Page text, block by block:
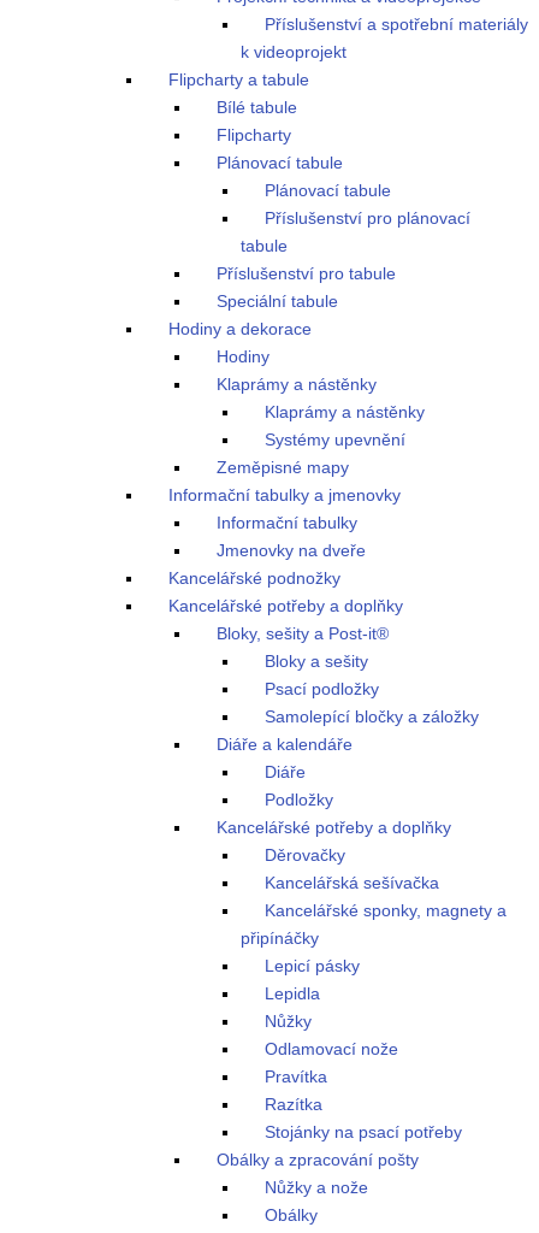
Příslušenství a spotřební materiály
k videoprojekt
Flipcharty a tabule
Bílé tabule
Flipcharty
Plánovací tabule
Plánovací tabule
Příslušenství pro plánovací
tabule
Příslušenství pro tabule
Speciální tabule
Hodiny a dekorace
Hodiny
Klaprámy a nástěnky
Klaprámy a nástěnky
Systémy upevnění
Zeměpisné mapy
Informační tabulky a jmenovky
Informační tabulky
Jmenovky na dveře
Kancelářské podnožky
Kancelářské potřeby a doplňky
Bloky, sešity a Post-it®
Bloky a sešity
Psací podložky
Samolepící bločky a záložky
Diáře a kalendáře
Diáře
Podložky
Kancelářské potřeby a doplňky
Děrovačky
Kancelářská sešívačka
Kancelářské sponky, magnety a
připínáčky
Lepicí pásky
Lepidla
Nůžky
Odlamovací nože
Pravítka
Razítka
Stojánky na psací potřeby
Obálky a zpracování pošty
Nůžky a nože
Obálky